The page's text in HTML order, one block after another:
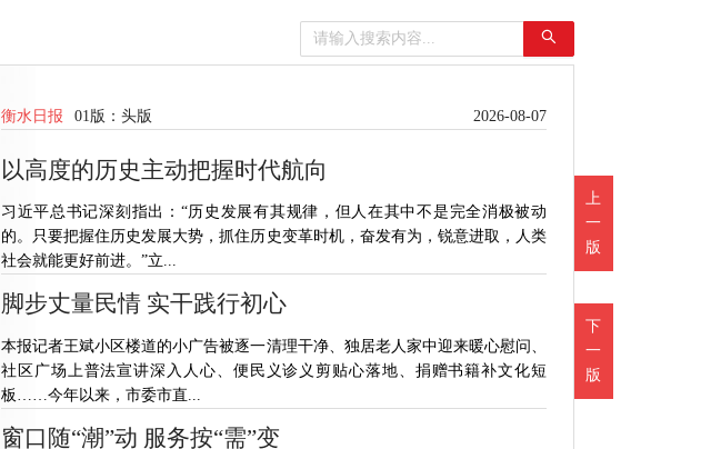
上
一
版
下
一
版
衡水日报 01版： 头版 2026-08-07
以高度的历史主动把握时代航向
习近平总书记深刻指出：“历史发展有其规律，但人在其中不是完全消极被动
的。只要把握住历史发展大势，抓住历史变革时机，奋发有为，锐意进取，人类
社会就能更好前进。”立...
脚步丈量民情 实干践行初心
本报记者王斌小区楼道的小广告被逐一清理干净、独居老人家中迎来暖心慰问、
社区广场上普法宣讲深入人心、便民义诊义剪贴心落地、捐赠书籍补文化短
板……今年以来，市委市直...
窗口随“潮”动 服务按“需”变